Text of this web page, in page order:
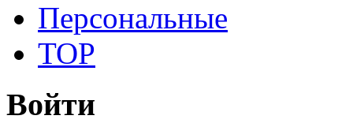
Персональные
TOP
Войти